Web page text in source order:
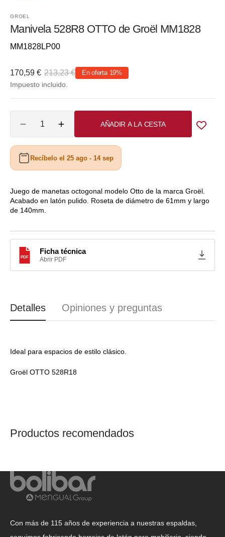
GROEL
Manivela 528R8 OTTO de Groël MM1828
Referencia::
MM1828LP00
Precio
de
170,59 €
Precio
213,23 € En oferta 19%
Impuesto incluido.
Reducir
cantidad
Manivela
528R8
de
Groël
MM1828
Aumentar
cantidad
Manivela
528R8
de
Groël
AÑADIR A LA CESTA
Recíbelo el 25 ago - 14 sep
Juego de manetas octogonal modelo Otto de la marca Groël.
Acabado en latón pulido. Roseta de diámetro de 61mm y largo
de 140mm.
PDF
Ficha técnica
Abrir PDF
Detalles Opiniones y preguntas
Ideal para espacios de estilo clásico.
Groël OTTO 528R18
Productos recomendados
Con más de 115 años de experiencia a nuestras espaldas,